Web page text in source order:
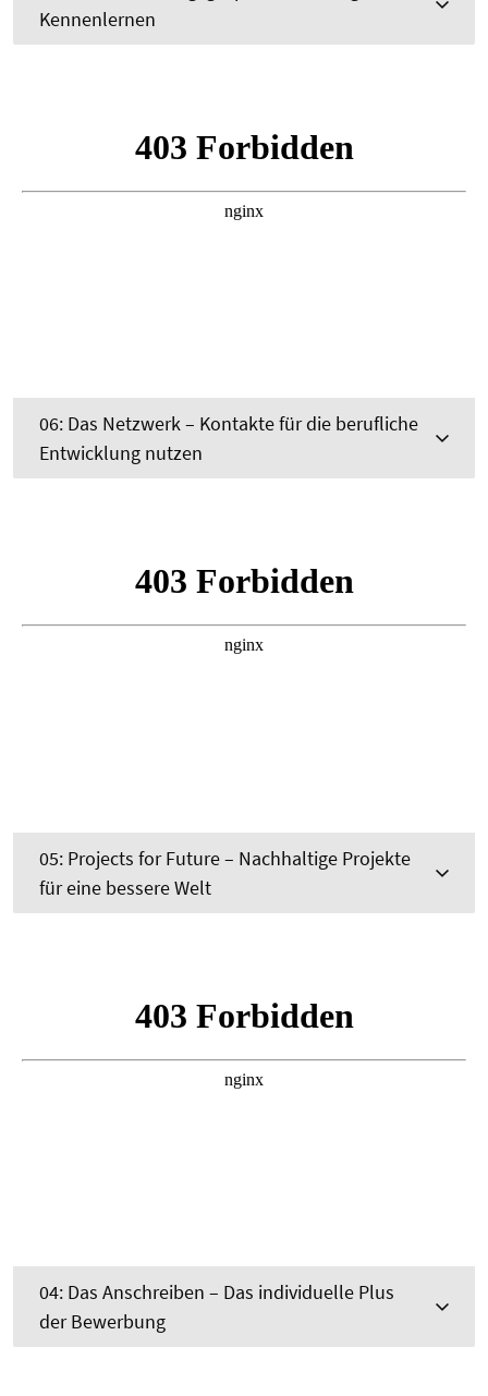
Kennenlernen
06: Das Netzwerk – Kontakte für die berufliche
Entwicklung nutzen
05: Projects for Future – Nachhaltige Projekte
für eine bessere Welt
04: Das Anschreiben – Das individuelle Plus
der Bewerbung